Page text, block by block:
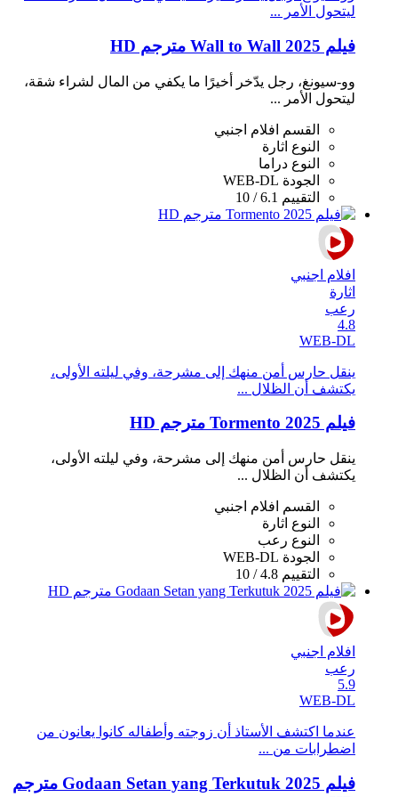
ليتحول الأمر ...
فيلم Wall to Wall 2025 مترجم HD
وو-سيونغ، رجل يدّخر أخيرًا ما يكفي من المال لشراء شقة،
ليتحول الأمر ...
القسم
افلام اجنبي
النوع اثارة
النوع دراما
الجودة WEB-DL
التقييم 6.1 / 10
افلام اجنبي
اثارة
رعب
4.8
WEB-DL
ينقل حارس أمن منهك إلى مشرحة، وفي ليلته الأولى،
يكتشف أن الظلال ...
فيلم Tormento 2025 مترجم HD
ينقل حارس أمن منهك إلى مشرحة، وفي ليلته الأولى،
يكتشف أن الظلال ...
القسم
افلام اجنبي
النوع اثارة
النوع رعب
الجودة WEB-DL
التقييم 4.8 / 10
افلام اجنبي
رعب
5.9
WEB-DL
عندما اكتشف الأستاذ أن زوجته وأطفاله كانوا يعانون من
اضطرابات من ...
فيلم Godaan Setan yang Terkutuk 2025 مترجم